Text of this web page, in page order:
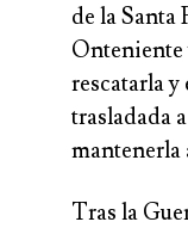
de la Santa
Onteniente
rescatarla
trasladada
mantenerla
Tras la